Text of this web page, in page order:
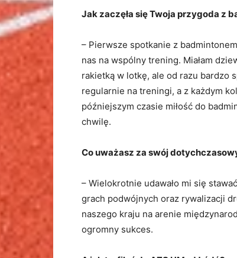
Jak zaczęła się Twoja przygoda z
– Pierwsze spotkanie z
nas na wspólny trening. Miałam
rakietką w lotkę, ale od razu bardzo
regularnie na treningi, a z każdym
późniejszym czasie miłość do
chwilę.
Co uważasz za swój
– Wielokrotnie udawało mi się
grach podwójnych oraz rywalizacji
naszego kraju na arenie
ogromny sukces.